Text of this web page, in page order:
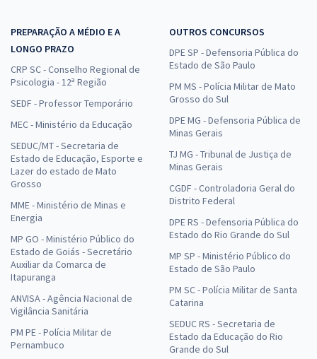
PREPARAÇÃO A MÉDIO E A
LONGO PRAZO
CRP SC - Conselho Regional de
Psicologia - 12ª Região
SEDF - Professor Temporário
MEC - Ministério da Educação
SEDUC/MT - Secretaria de
Estado de Educação, Esporte e
Lazer do estado de Mato
Grosso
MME - Ministério de Minas e
Energia
MP GO - Ministério Público do
Estado de Goiás - Secretário
Auxiliar da Comarca de
Itapuranga
ANVISA - Agência Nacional de
Vigilância Sanitária
PM PE - Polícia Militar de
Pernambuco
OUTROS CONCURSOS
DPE SP - Defensoria Pública do
Estado de São Paulo
PM MS - Polícia Militar de Mato
Grosso do Sul
DPE MG - Defensoria Pública de
Minas Gerais
TJ MG - Tribunal de Justiça de
Minas Gerais
CGDF - Controladoria Geral do
Distrito Federal
DPE RS - Defensoria Pública do
Estado do Rio Grande do Sul
MP SP - Ministério Público do
Estado de São Paulo
PM SC - Polícia Militar de Santa
Catarina
SEDUC RS - Secretaria de
Estado da Educação do Rio
Grande do Sul